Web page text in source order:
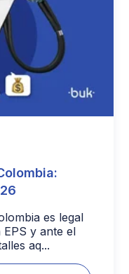
es legal
y ante el
aq...